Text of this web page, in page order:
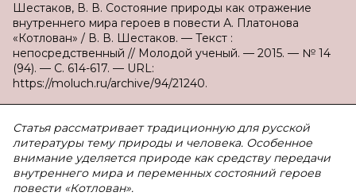
Шестаков, В. В. Состояние природы как отражение
внутреннего мира героев в повести А. Платонова
«Котлован» / В. В. Шестаков. — Текст :
непосредственный // Молодой ученый. — 2015. — № 14
(94). — С. 614-617. — URL:
https://moluch.ru/archive/94/21240.
Статья рассматривает традиционную для русской
литературы тему природы и человека. Особенное
внимание уделяется природе как средству передачи
внутреннего мира и переменных состояний героев
повести «Котлован».